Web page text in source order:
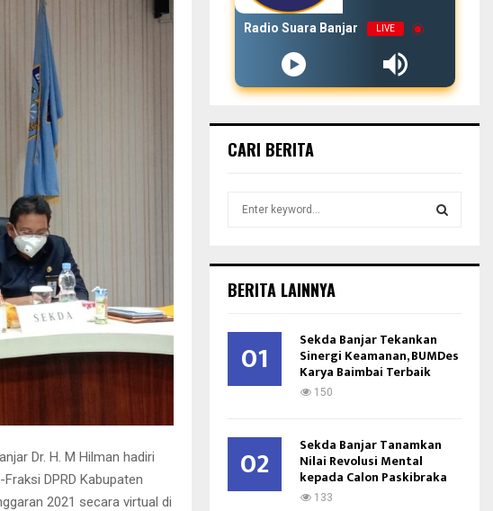
Dr. H. M Hilman hadiri
DPRD Kabupaten
2021 secara virtual di
Radio Suara Banjar LIVE
CARI BERITA
h
o
R
BERITA LAINNYA
01 Sekda Banjar Tekankan
Sinergi Keamanan, BUMDes
Karya Baimbai Terbaik
150
02 Sekda Banjar Tanamkan
Nilai Revolusi Mental
kepada Calon Paskibraka
133